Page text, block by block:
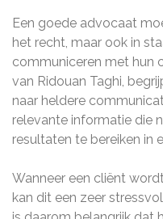
Een goede advocaat
het recht, maar ook in
communiceren met hun
van Ridouan Taghi,
naar heldere
relevante informatie die
resultaten te bereiken in
Wanneer een cliënt
kan dit een zeer